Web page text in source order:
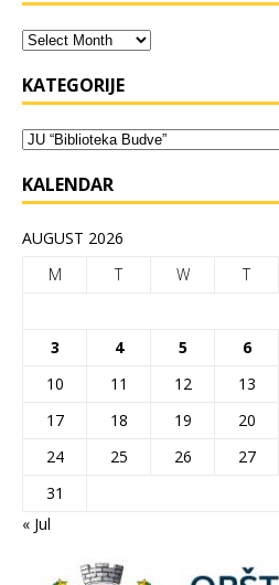
KATEGORIJE
KALENDAR
AUGUST 2026
M
T W T
3
4 5 6
10
11 12 13
17
18 19 20
24
25 26 27
31
« Jul